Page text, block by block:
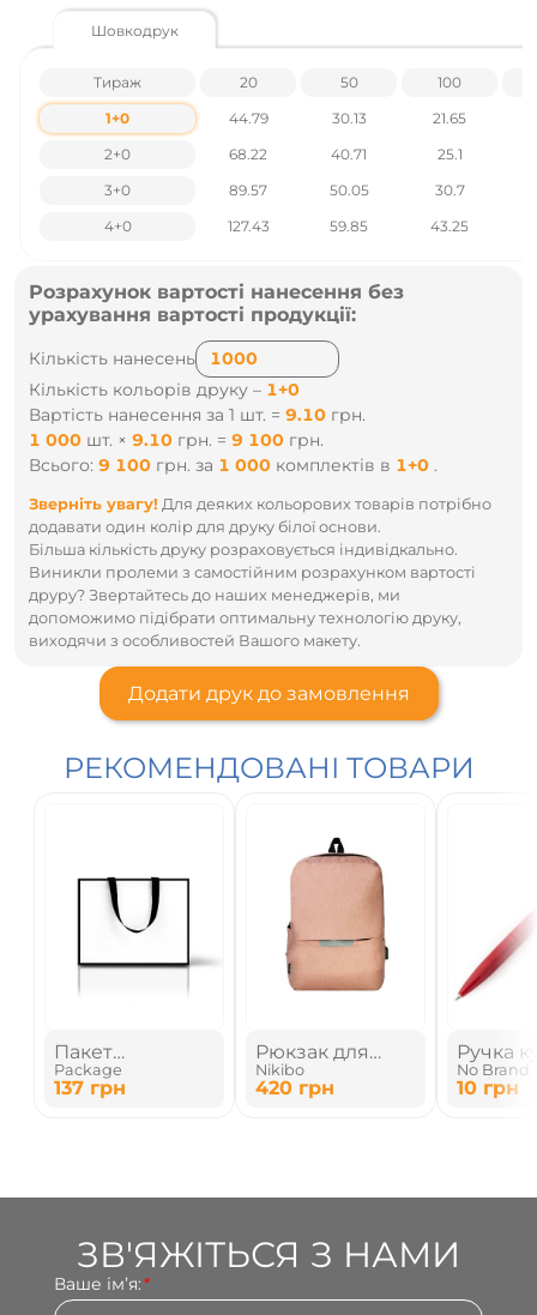
Матеріал - Шкірзам
Бренд - Mem'O! ТМ
Формат паперу - А5
Модель - Ivory Line - Castelli
Розфасовка - 44 шт
Розмір упаковки (Ш x Г x В) - 450 x 295 x 180 мм
Вага упаковки - 11.5 кг
Ціни вказані без урахування ПДВ.
Наявність і ціни уточнюйте у наших менеджерів по тел
.: +38 095 931 76 31
Шовкодрук
Тираж 20 50 100
1+0
44.79 30.13 21.65
2+0
68.22 40.71 25.1
3+0
89.57 50.05 30.7
4+0
127.43 59.85 43.25
Розрахунок вартості нанесення без
урахування вартості продукції:
Кількість нанесень
Кількість кольорів друку – 1+0
Вартість нанесення за 1 шт. = 9.10 грн.
1 000 шт. × 9.10 грн. = 9 100 грн.
Всього: 9 100 грн. за 1 000 комплектів в 1+0 .
Зверніть увагу! Для деяких кольорових товарів потрібно
додавати один колір для друку білої основи.
Більша кількість друку розраховується індивідкально.
Виникли пролеми з самостійним розрахунком вартості
друру? Звертайтесь до наших менеджерів, ми
допоможимо підібрати оптимальну технологію друку,
виходячи з особливостей Вашого макету.
Додати друк до замовлення
РЕКОМЕНДОВАНІ ТОВАРИ
Пакет
паперовий
Package
137 грн
Рюкзак для
ноутбука
Nikibo
420 грн
Ручка
No Brand
10 грн
ЗВ'ЯЖІТЬСЯ З НАМИ
Ваше імʼя:*